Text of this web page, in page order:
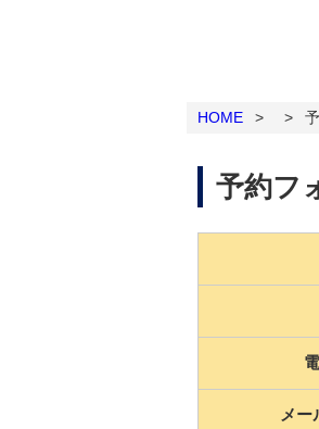
HOME > >
予約フ
メー